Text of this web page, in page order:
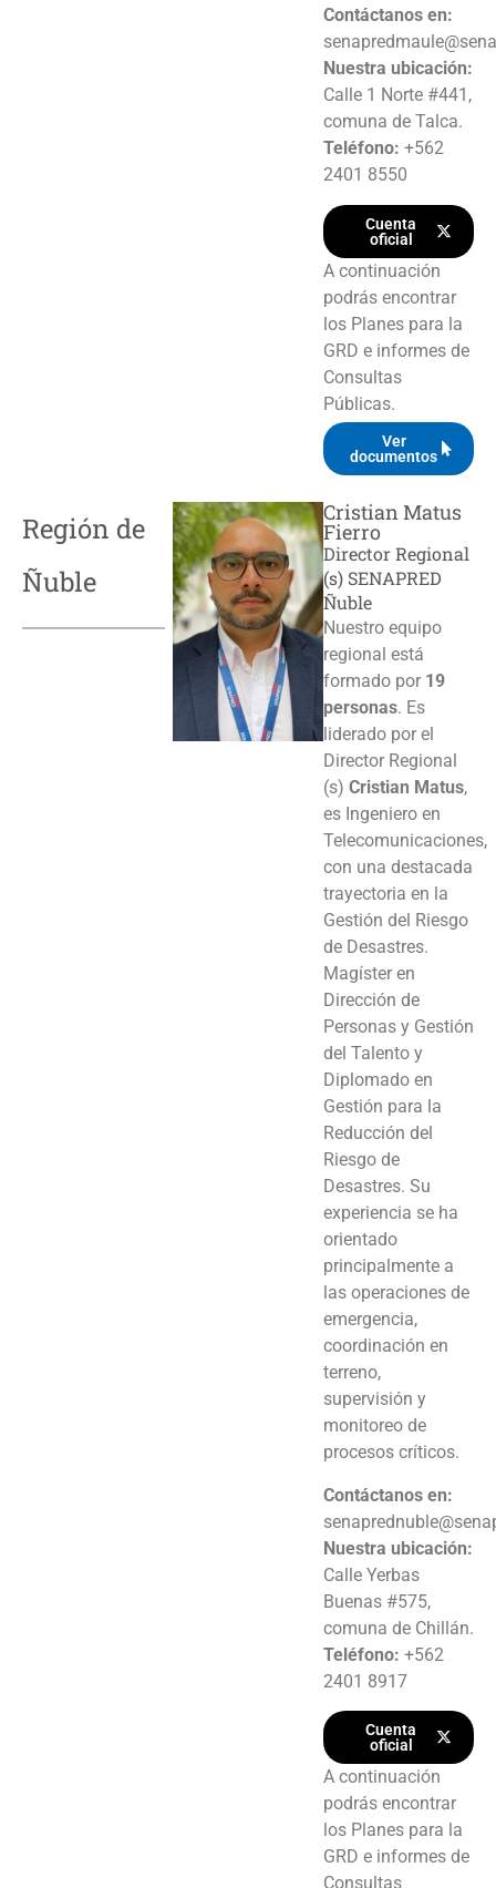
Contáctanos en:
Nuestra ubicación:
Calle 1 Norte #441,
comuna de Talca.
Teléfono: +562
2401 8550
Cuenta
oficial
A continuación
podrás encontrar
los Planes para la
GRD e informes de
Consultas
Públicas.
Ver
documentos
Región de
Ñuble
Cristian Matus
Fierro
Director Regional
(s) SENAPRED
Ñuble
Nuestro equipo
regional está
formado por 19
personas. Es
liderado por el
Director Regional
(s) Cristian Matus,
es Ingeniero en
Telecomunicaciones,
con una destacada
trayectoria en la
Gestión del Riesgo
de Desastres.
Magíster en
Dirección de
Personas y Gestión
del Talento y
Diplomado en
Gestión para la
Reducción del
Riesgo de
Desastres. Su
experiencia se ha
orientado
principalmente a
las operaciones de
emergencia,
coordinación en
terreno,
supervisión y
monitoreo de
procesos críticos.
Contáctanos en:
Nuestra ubicación:
Calle Yerbas
Buenas #575,
comuna de Chillán.
Teléfono: +562
2401 8917
Cuenta
oficial
A continuación
podrás encontrar
los Planes para la
GRD e informes de
Consultas